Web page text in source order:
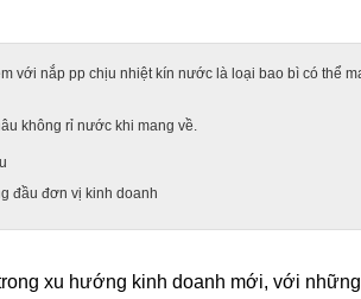
với nắp pp chịu nhiệt kín nước là loại bao bì có thể
không rỉ nước khi mang về.
đầu đơn vị kinh doanh
xu hướng kinh doanh mới, với